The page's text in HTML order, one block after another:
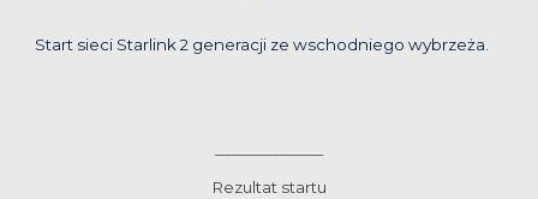
Start sieci Starlink 2 generacji ze wschodniego wybrzeża.
Rezultat startu